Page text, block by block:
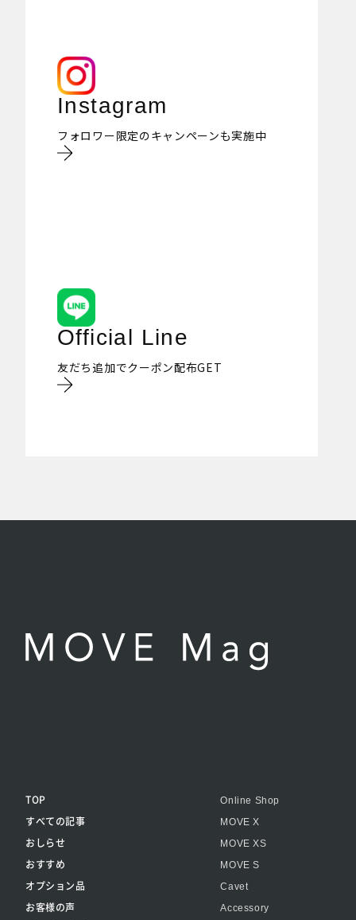
Instagram
フォロワー限定のキャンペーンも実施中
Official Line
友だち追加でクーポン配布GET
TOP
すべての記事
おしらせ
おすすめ
オプション品
お客様の声
Online Shop
MOVE X
MOVE XS
MOVE S
Cavet
Accessory